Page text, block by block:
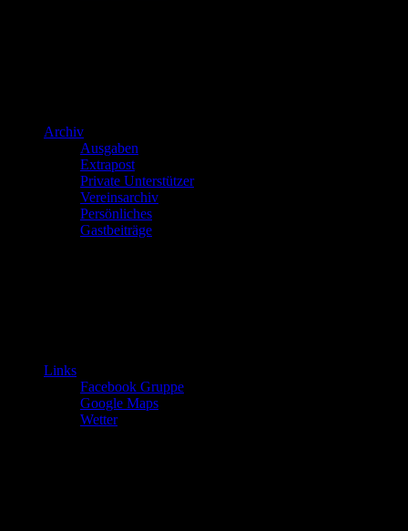
Archiv
Ausgaben
Extrapost
Private Unterstützer
Vereinsarchiv
Persönliches
Gastbeiträge
Links
Facebook Gruppe
Google Maps
Wetter